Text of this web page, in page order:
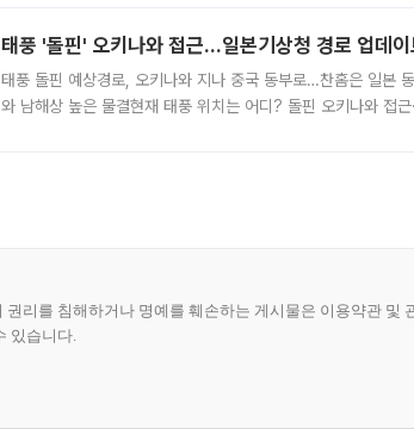
태풍 '돌핀' 오키나와 접근…일본기상청 경로 업데이
태풍 돌핀 예상경로, 오키나와 지나 중국 동부로…찬홈은 일본
와 남해상 높은 물결현재 태풍 위치는 어디? 돌핀 오키나와 접